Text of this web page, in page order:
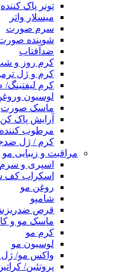
تونر پاک کننده
میسلار واتر
سرم صورت
شوینده
ضدآفتاب
کرم روز و
کرم و ژل
کرم
لوسیون
ماسک صورت
آرایش پاک کن
مرطوب
کرم / ژل
مراقبت و زیبایی مو
اسپری و
اسکراب کف
روغن مو
شامپو
قرص
ماسک مو و
کرم مو
لوسیون مو
واکس مو/ ژل
پروتئین/